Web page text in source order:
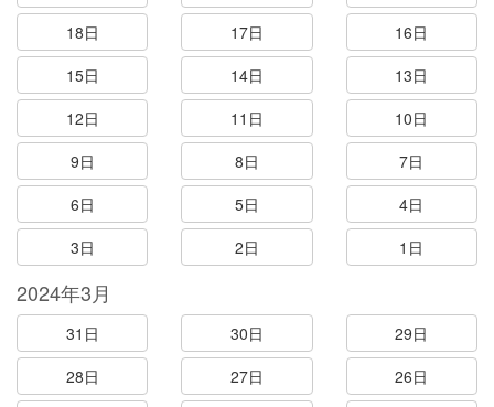
18日
17日
16日
15日
14日
13日
12日
11日
10日
9日
8日
7日
6日
5日
4日
3日
2日 1日
2024年3月
31日 30日
29日
28日
27日
26日